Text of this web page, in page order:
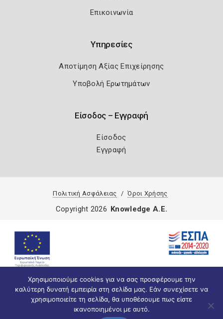
Επικοινωνία
Υπηρεσίες
Αποτίμηση Αξίας Επιχείρησης
Υποβολή Ερωτημάτων
Είσοδος – Εγγραφή
Είσοδος
Εγγραφή
Πολιτική Ασφάλειας Όροι Χρήσης
Χρησιμοποιούμε cookies για να σας προσφέρουμε την
καλύτερη δυνατή εμπειρία στη σελίδα μας. Εάν συνεχίσετε να
χρησιμοποιείτε τη σελίδα, θα υποθέσουμε πως είστε
ικανοποιημένοι με αυτό.
Copyright 2026 Knowledge A.E.